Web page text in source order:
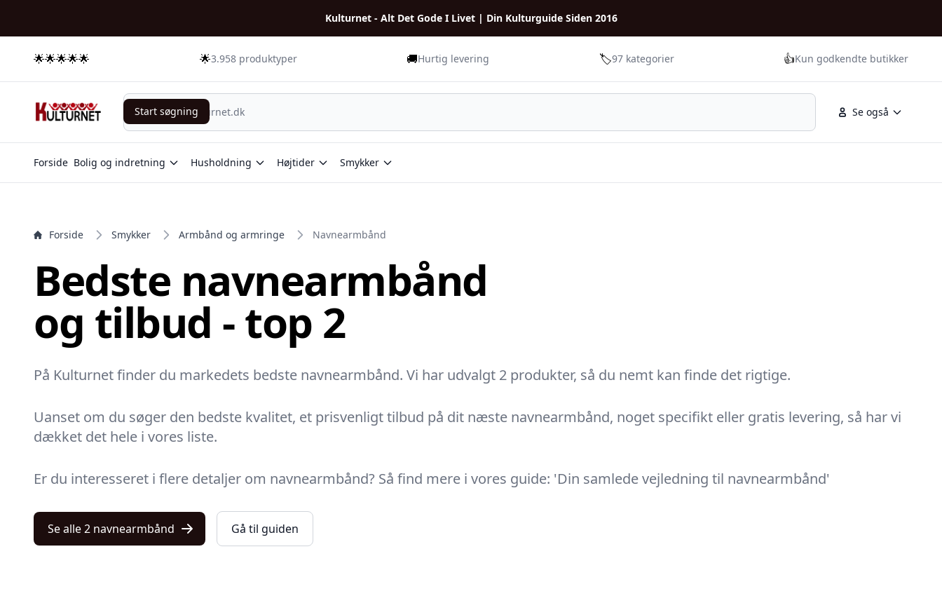
Kulturnet - Alt Det Gode I Livet | Din Kulturguide Siden 2016
🌟🌟🌟🌟🌟 🌟3.958 produktyper 🚚Hurtig levering 🏷️97 kategorier 👍Kun godkendte butikker
Se også
Start søgning
Start søgning
Forside Bolig og indretning Husholdning Højtider Smykker
Forside Smykker Armbånd og armringe Navnearmbånd
Bedste navnearmbånd
og tilbud - top 2
På Kulturnet finder du markedets bedste navnearmbånd. Vi har udvalgt 2 produkter, så du nemt kan finde det rigtige.
Uanset om du søger den bedste kvalitet, et prisvenligt tilbud på dit næste navnearmbånd, noget specifikt eller gratis levering, så har vi
dækket det hele i vores liste.
Er du interesseret i flere detaljer om navnearmbånd? Så find mere i vores guide: 'Din samlede vejledning til navnearmbånd'
Se alle 2 navnearmbånd Gå til guiden